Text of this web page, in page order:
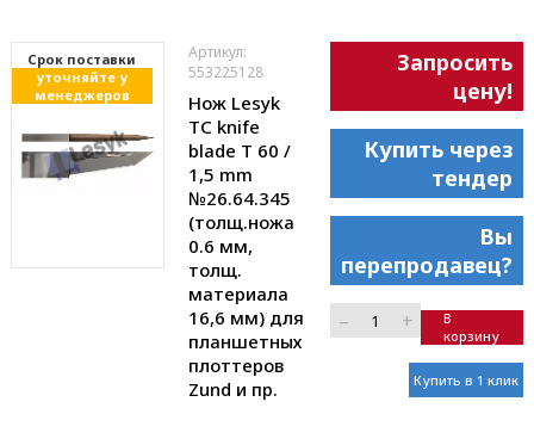
Cрок поставки
уточняйте у
менеджеров
Артикул:
553225128
Нож Lesyk
TC knife
blade T 60 /
1,5 mm
№26.64.345
(толщ.ножа
0.6 мм,
толщ.
материала
16,6 мм) для
планшетных
плоттеров
Zund и пр.
Запросить
цену!
Купить через
тендер
Вы
перепродавец?
– +
В
корзину
Купить в 1 клик